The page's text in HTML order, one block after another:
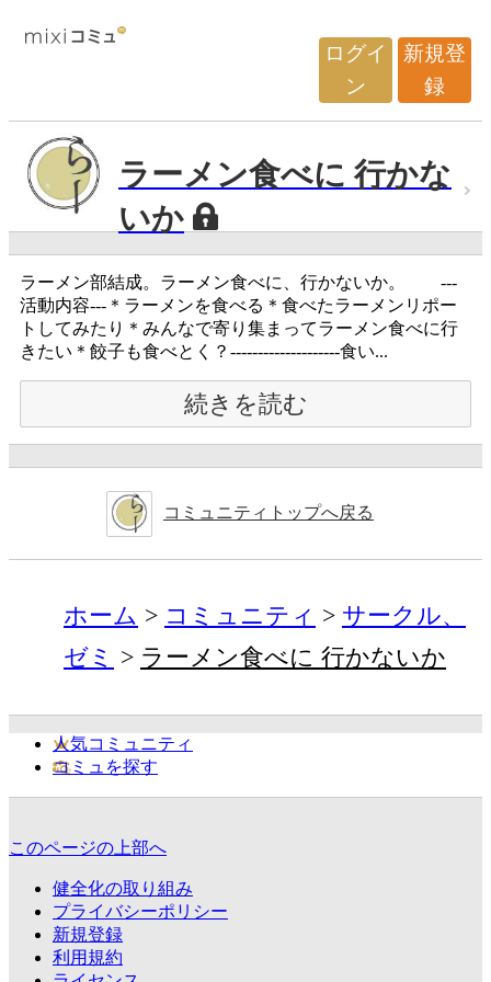
ログイ
ン
新規登
録
ラーメン食べに 行かな
いか
ラーメン部結成。ラーメン食べに、行かないか。 ---
活動内容---＊ラーメンを食べる＊食べたラーメンリポー
トしてみたり＊みんなで寄り集まってラーメン食べに行
きたい＊餃子も食べとく？--------------------食い...
続きを読む
コミュニティトップへ戻る
ホーム コミュニティ
サークル、
ゼミ
ラーメン食べに 行かないか
人気コミュニティ
コミュを探す
このページの上部へ
健全化の取り組み
プライバシーポリシー
新規登録
利用規約